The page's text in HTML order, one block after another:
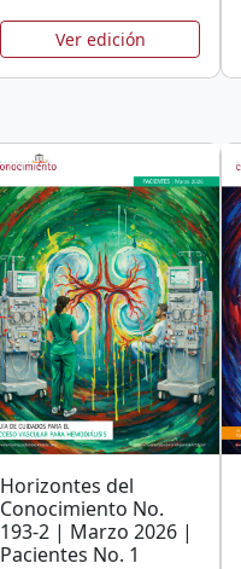
Ver edición
Horizontes del
Conocimiento No.
193-2 | Marzo 2026 |
Pacientes No. 1